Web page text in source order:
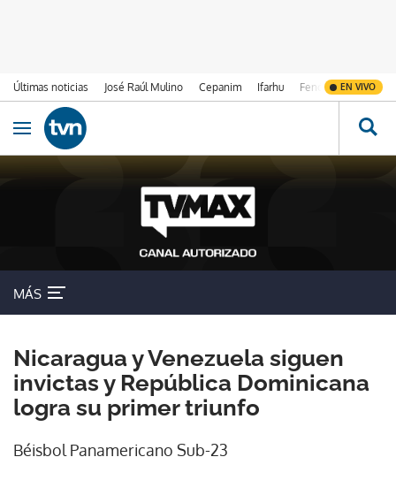
Últimas noticias José Raúl Mulino Cepanim Ifarhu Fenómeno de El
EN VIVO
Ir al contenido
Obrir navegació
MÁS
Nicaragua y Venezuela siguen
invictas y República Dominicana
logra su primer triunfo
Béisbol Panamericano Sub-23